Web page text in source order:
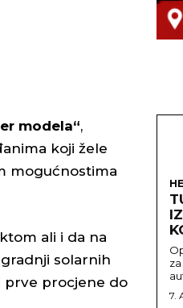
modela“,
koji žele
mogućnostima
ali i da na
solarnih
prve procjene do
7.